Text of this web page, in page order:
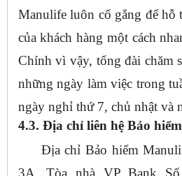
Manulife luôn cố gắng để hỗ
của khách hàng một cách
Chính vì vậy, tổng đài chăm
những ngày làm việc trong
ngày nghỉ thứ 7, chủ nhật và
4.3. Địa chỉ liên hệ Bảo
Địa chỉ Bảo hiểm
3A, Tòa nhà VP Bank